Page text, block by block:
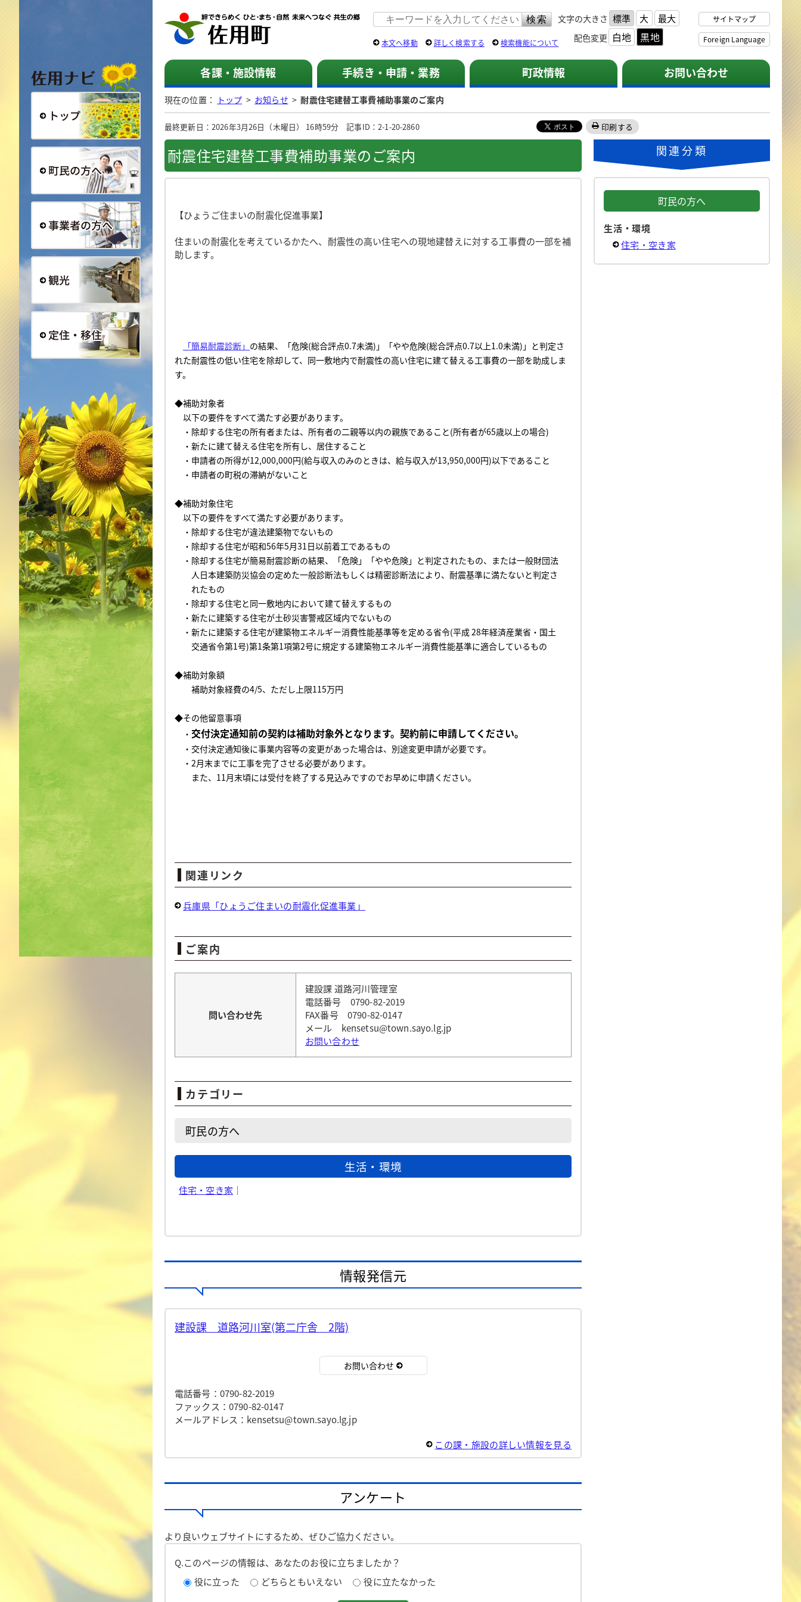
総合トップ
事業者の方へ
定住・移住
佐用町 公式ホームページ 文字の大きさ 標準 大 最大
配色変更 白地 黒地
サイトマップ
Foreign Language
本文へ移動 詳しく検索する 検索機能について
各課・施設情報 手続き・申請・業務 町政情報 お問い合わせ
現在の位置： トップ > お知らせ >耐震住宅建替工事費補助事業のご案内
最終更新日：2026年3月26日（木曜日） 16時59分 記事ID：2-1-20-2860 印刷する
耐震住宅建替工事費補助事業のご案内
【ひょうご住まいの耐震化促進事業】
住まいの耐震化を考えているかたへ、耐震性の高い住宅への現地建替えに対する工事費の一部を補
助します。
「簡易耐震診断」 の結果、「危険(総合評点0.7未満)」「やや危険(総合評点0.7以上1.0未満)」と判定さ
れた耐震性の低い住宅を除却して、同一敷地内で耐震性の高い住宅に建て替える工事費の一部を助成しま
す。
◆補助対象者
以下の要件をすべて満たす必要があります。
・除却する住宅の所有者または、所有者の二親等以内の親族であること(所有者が65歳以上の場合)
・新たに建て替える住宅を所有し、居住すること
・申請者の所得が12,000,000円(給与収入のみのときは、給与収入が13,950,000円)以下であること
・申請者の町税の滞納がないこと
◆補助対象住宅
以下の要件をすべて満たす必要があります。
・除却する住宅が違法建築物でないもの
・除却する住宅が昭和56年5月31 日以前着工であるもの
・除却する住宅が簡易耐震診断の結果、「危険」「やや危険」と判定されたもの、 または一般財団法
人日本建築防災協会の定めた一般診断法もしくは精密診断法により、耐震基準に満たないと判定さ
れたもの
・除却する住宅と同一敷地内において建て替えするもの
・新たに建築する住宅が土砂災害警戒区域内でないもの
・新たに建築する住宅が建築物エネルギー消費性能基準等を定める省令(平成28年経済産業省・国土
交通省令第1号)第1条第1項第2号に規定する建築物エネルギー消費性能基準に適合しているもの
◆補助対象額
補助対象経費の4/5、ただし上限115万円
◆その他留意事項
・ 交付決定通知前の契約は補助対象外となります。契約前に申請してください。
・交付決定通知後に事業内容等の変更があった場合は、別途変更申請が必要です。
・ 2月末までに工事を完了させる必要があります。
また、 11月末頃には受付を終了する見込みですのでお早めに申請ください。
関連リンク
兵庫県「ひょうご住まいの耐震化促進事業」
ご案内
問い合わせ先
建設課 道路河川管理室
電話番号 0790-82-2019
FAX番号 0790-82-0147
メール kensetsu@town.sayo.lg.jp
お問い合わせ
カテゴリー
町民の方へ
生活・環境
住宅・空き家 ｜
情報発信元
建設課 道路河川室(第二庁舎 2階)
お問い合わせ
電話番号：0790-82-2019
ファックス：0790-82-0147
メールアドレス：kensetsu@town.sayo.lg.jp
この課・施設の詳しい情報を見る
アンケート
より良いウェブサイトにするため、ぜひご協力ください。
Q.このページの情報は、あなたのお役に立ちましたか？
役に立った
どちらともいえない 役に立たなかった
関連分類
町民の方へ
生活・環境
住宅・空き家